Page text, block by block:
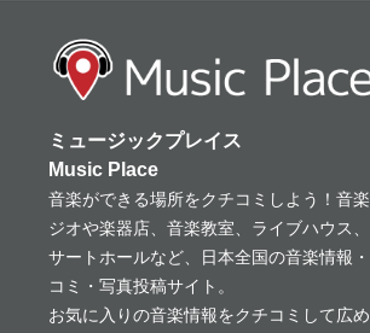
ミュージックプレイス
Music Place
音楽ができる場所をクチコミしよう！音
ジオや楽器店、音楽教室、ライブハウス
サートホールなど、日本全国の音楽情報
コミ・写真投稿サイト。
お気に入りの音楽情報をクチコミして広め